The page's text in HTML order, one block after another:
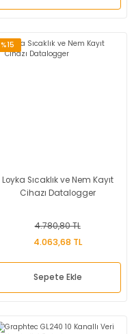
%15
Loyka Sıcaklık ve Nem Kayıt
Cihazı Datalogger
4.780,80 TL
4.063,68 TL
Sepete Ekle